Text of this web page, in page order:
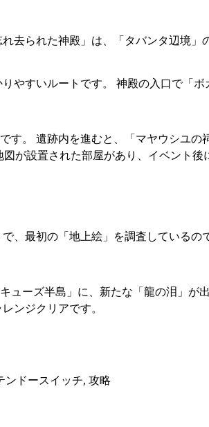
去られた神殿」は、「タバンタ辺境」
やすいルートです。 神殿の入口で「ボ
す。 遺跡内を進むと、「マヤウシユの
が設置された部屋があり、イベント後
、最初の「地上絵」を調査しているの
ューズ半島」に、新たな「龍の泪」が
ンジクリアです。
ドースイッチ, 攻略